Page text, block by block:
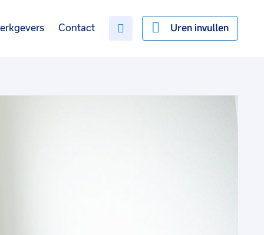
Uren invullen
Contact